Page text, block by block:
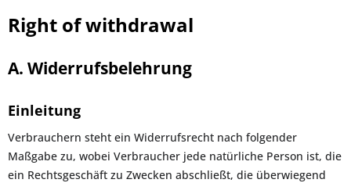
Right of withdrawal
A. Widerrufsbelehrung
Einleitung
Verbrauchern steht ein Widerrufsrecht nach folgender
Maßgabe zu, wobei Verbraucher jede natürliche Person ist, die
ein Rechtsgeschäft zu Zwecken abschließt, die überwiegend